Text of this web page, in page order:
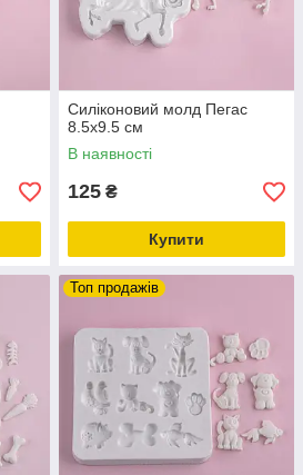
Силіконовий молд Пегас
8.5х9.5 см
В наявності
125 ₴
Купити
Топ продажів